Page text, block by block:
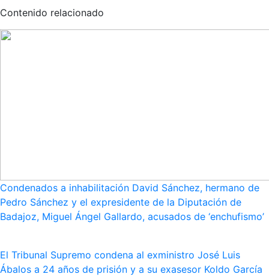
Contenido relacionado
Condenados a inhabilitación David Sánchez, hermano de
Pedro Sánchez y el expresidente de la Diputación de
Badajoz, Miguel Ángel Gallardo, acusados de ‘enchufismo’
El Tribunal Supremo condena al exministro José Luis
Ábalos a 24 años de prisión y a su exasesor Koldo García